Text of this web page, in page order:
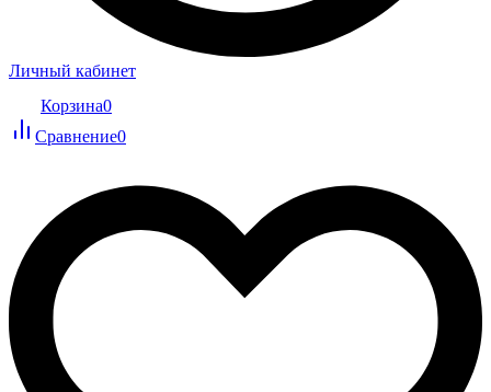
Личный кабинет
Корзина0
Сравнение0